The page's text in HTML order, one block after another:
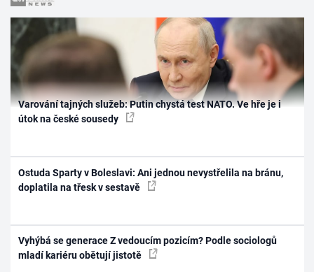
Varování tajných služeb: Putin chystá test NATO. Ve hře je i
útok na české sousedy
Ostuda Sparty v Boleslavi: Ani jednou nevystřelila na bránu,
doplatila na třesk v sestavě
Vyhýbá se generace Z vedoucím pozicím? Podle sociologů
mladí kariéru obětují jistotě